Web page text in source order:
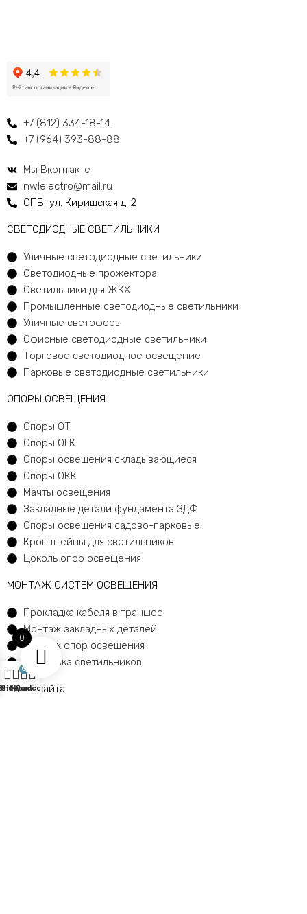
+7 (812) 334-18-14
+7 (964) 393-88-88
Мы Вконтакте
nwlelectro@mail.ru
СПБ, ул. Киришская д. 2
CВЕТОДИОДНЫЕ СВЕТИЛЬНИКИ
Уличные светодиодные светильники
Светодиодные прожектора
Светильники для ЖКХ
Промышленные светодиодные светильники
Уличные светофоры
Офисные светодиодные светильники
Торговое светодиодное освещение
Парковые светодиодные светильники
ОПОРЫ ОСВЕЩЕНИЯ
Опоры ОТ
Опоры ОГК
Опоры освещения складывающиеся
Опоры ОКК
Мачты освещения
Закладные детали фундамента ЗДФ
Опоры освещения садово-парковые
Кронштейны для светильников
Цоколь опор освещения
МОНТАЖ СИСТЕМ ОСВЕЩЕНИЯ
Прокладка кабеля в траншее
Монтаж закладных деталей
Монтаж опор освещения
Установка светильников
Карта сайта
0
Sidebar
0
Cart
My account